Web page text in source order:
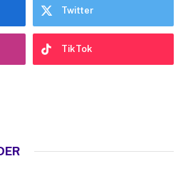
Twitter
TikTok